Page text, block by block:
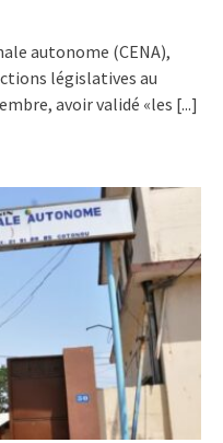
autonome (CENA),
législatives au
avoir validé «les [...]